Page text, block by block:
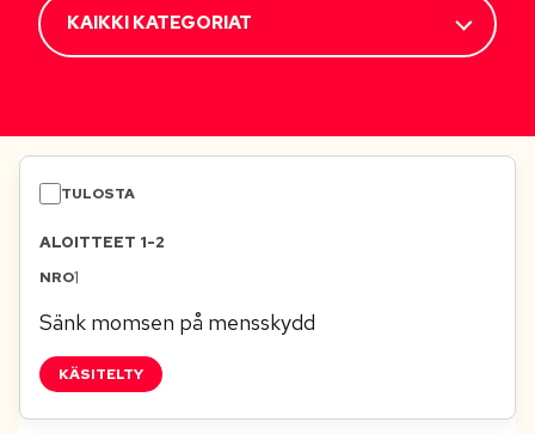
KAIKKI KATEGORIAT
ALOITTEET 1-2
1
Sänk momsen på mensskydd
KÄSITELTY